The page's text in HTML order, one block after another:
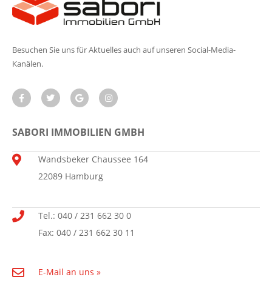
Besuchen Sie uns für Aktuelles auch auf unseren Social-Media-
Kanälen.
SABORI IMMOBILIEN GMBH
Wandsbeker Chaussee 164
22089 Hamburg
Tel.: 040 / 231 662 30 0
Fax: 040 / 231 662 30 11
E-Mail an uns »